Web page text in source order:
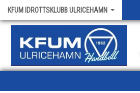
KFUM IDROTTSKLUBB ULRICEHAMN